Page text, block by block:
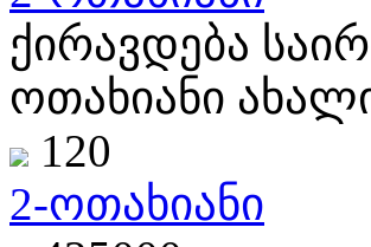
ქირავდება
ოთახიანი
120
2-ოთახიანი